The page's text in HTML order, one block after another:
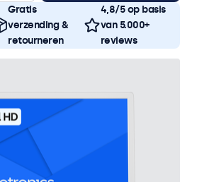
Gratis
verzending &
retourneren
4,8/5 op basis
van 5.000+
reviews